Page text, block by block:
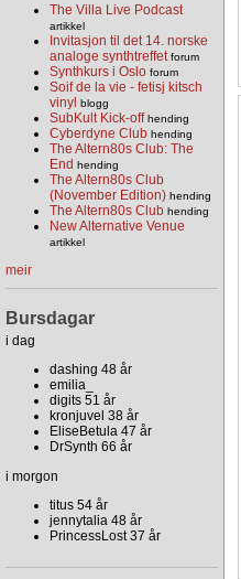
The Villa Live Podcast
artikkel
Invitasjon til det 14. norske
analoge synthtreffet forum
Synthkurs i Oslo forum
Soif de la vie - fetisj kitsch
vinyl blogg
SubKult Kick-off hending
Cyberdyne Club hending
The Altern80s Club: The
End hending
The Altern80s Club
(November Edition) hending
The Altern80s Club hending
New Alternative Venue
artikkel
meir
Bursdagar
i dag
dashing 48 år
emilia_
digits 51 år
kronjuvel 38 år
EliseBetula 47 år
DrSynth 66 år
i morgon
titus 54 år
jennytalia 48 år
PrincessLost 37 år